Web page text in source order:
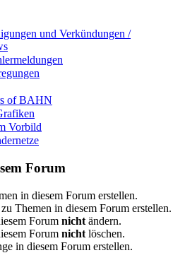
und Verkündungen /
of BAHN
Vorbild
Forum
in diesem Forum erstellen.
Themen in diesem Forum erstellen.
Forum nicht ändern.
Forum nicht löschen.
in diesem Forum erstellen.